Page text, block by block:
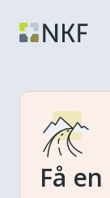
Få